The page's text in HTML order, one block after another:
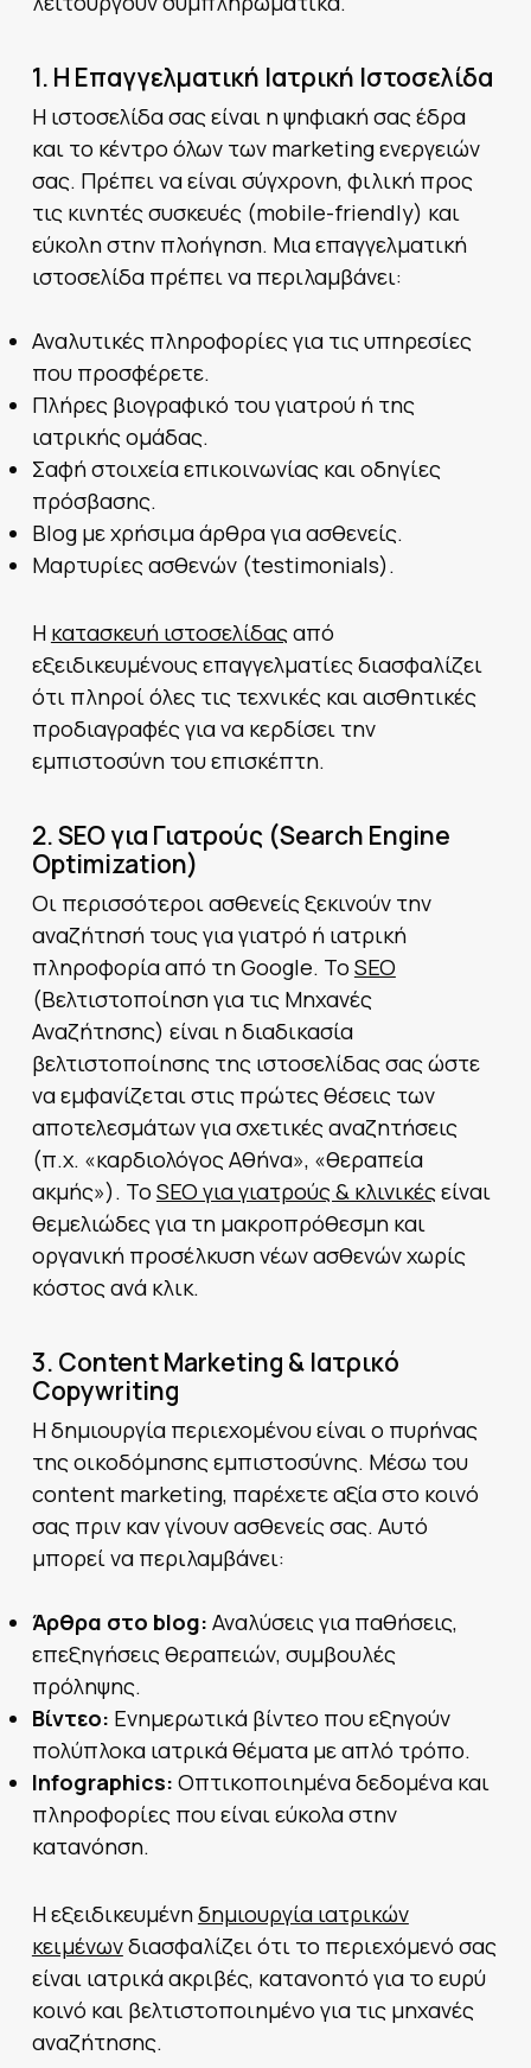
1. Η Επαγγελματική Ιατρική Ιστοσελίδα
Η ιστοσελίδα σας είναι η ψηφιακή σας έδρα
και το κέντρο όλων των marketing ενεργειών
σας. Πρέπει να είναι σύγχρονη, φιλική προς
τις κινητές συσκευές (mobile-friendly) και
εύκολη στην πλοήγηση. Μια επαγγελματική
ιστοσελίδα πρέπει να περιλαμβάνει:
Αναλυτικές πληροφορίες για τις υπηρεσίες
που προσφέρετε.
Πλήρες βιογραφικό του γιατρού ή της
ιατρικής ομάδας.
Σαφή στοιχεία επικοινωνίας και οδηγίες
πρόσβασης.
Blog με χρήσιμα άρθρα για ασθενείς.
Μαρτυρίες ασθενών (testimonials).
Η κατασκευή ιστοσελίδαςαπό
εξειδικευμένους επαγγελματίες διασφαλίζει
ότι πληροί όλες τις τεχνικές και αισθητικές
προδιαγραφές για να κερδίσει την
εμπιστοσύνη του επισκέπτη.
2. SEO για Γιατρούς (Search Engine
Optimization)
Οι περισσότεροι ασθενείς ξεκινούν την
αναζήτησή τους για γιατρό ή ιατρική
πληροφορία από τη Google. Το SEO
(Βελτιστοποίηση για τις Μηχανές
Αναζήτησης) είναι η διαδικασία
βελτιστοποίησης της ιστοσελίδας σας ώστε
να εμφανίζεται στις πρώτες θέσεις των
αποτελεσμάτων για σχετικές αναζητήσεις
(π.χ. «καρδιολόγος Αθήνα», «θεραπεία
ακμής»). Το SEO για γιατρούς & κλινικέςείναι
θεμελιώδες για τη μακροπρόθεσμη και
οργανική προσέλκυση νέων ασθενών χωρίς
κόστος ανά κλικ.
3. Content Marketing & Ιατρικό
Copywriting
Η δημιουργία περιεχομένου είναι ο πυρήνας
της οικοδόμησης εμπιστοσύνης. Μέσω του
content marketing, παρέχετε αξία στο κοινό
σας πριν καν γίνουν ασθενείς σας. Αυτό
μπορεί να περιλαμβάνει:
Άρθρα στο blog: Αναλύσεις για παθήσεις,
επεξηγήσεις θεραπειών, συμβουλές
πρόληψης.
Βίντεο: Ενημερωτικά βίντεο που εξηγούν
πολύπλοκα ιατρικά θέματα με απλό τρόπο.
Infographics: Οπτικοποιημένα δεδομένα και
πληροφορίες που είναι εύκολα στην
κατανόηση.
Η εξειδικευμένηδημιουργία ιατρικών
κειμένωνδιασφαλίζει ότι το περιεχόμενό σας
είναι ιατρικά ακριβές, κατανοητό για το ευρύ
κοινό και βελτιστοποιημένο για τις μηχανές
αναζήτησης.